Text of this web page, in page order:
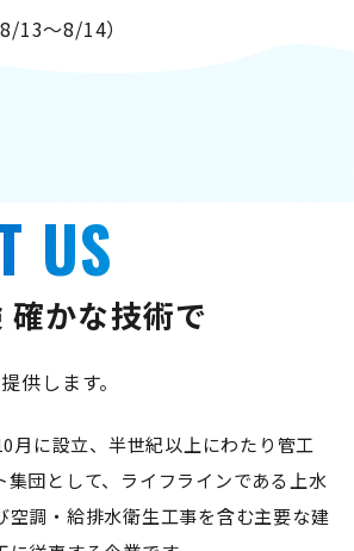
13～8/14）
US
確かな技術で
供します。
月に設立、半世紀以上にわたり管工
集団として、ライフラインである上水
空調・給排水衛生工事を含む主要な建